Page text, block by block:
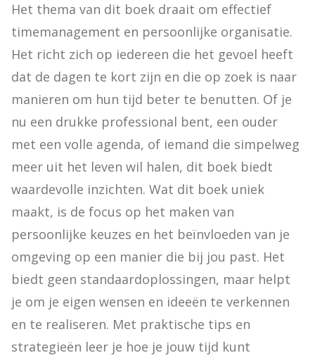
Het thema van dit boek draait om effectief
timemanagement en persoonlijke organisatie.
Het richt zich op iedereen die het gevoel heeft
dat de dagen te kort zijn en die op zoek is naar
manieren om hun tijd beter te benutten. Of je
nu een drukke professional bent, een ouder
met een volle agenda, of iemand die simpelweg
meer uit het leven wil halen, dit boek biedt
waardevolle inzichten. Wat dit boek uniek
maakt, is de focus op het maken van
persoonlijke keuzes en het beïnvloeden van je
omgeving op een manier die bij jou past. Het
biedt geen standaardoplossingen, maar helpt
je om je eigen wensen en ideeën te verkennen
en te realiseren. Met praktische tips en
strategieën leer je hoe je jouw tijd kunt